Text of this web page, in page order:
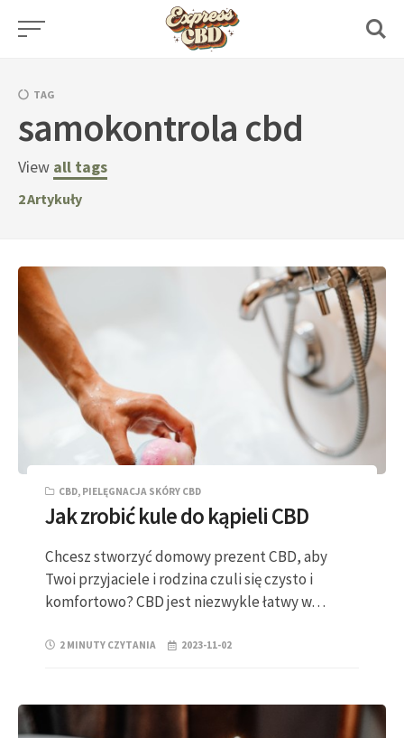
Skip
TAG
samokontrola cbd
View all tags
2Artykuły
CBD, PIELĘGNACJA SKÓRY CBD
Jak zrobić kule do kąpieli CBD
Chcesz stworzyć domowy prezent CBD, aby
Twoi przyjaciele i rodzina czuli się czysto i
komfortowo? CBD jest niezwykle łatwy w…
2 MINUTY CZYTANIA 2023-11-02